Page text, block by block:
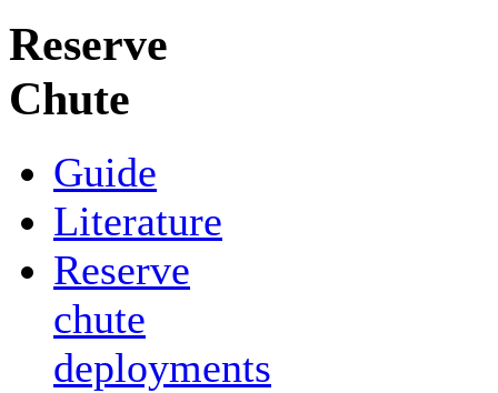
Reserve
Chute
Guide
Literature
Reserve
chute
deployments